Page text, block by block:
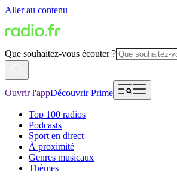
Aller au contenu
Que souhaitez-vous écouter ?
Ouvrir l'appDécouvrir Prime
Top 100 radios
Podcasts
Sport en direct
À proximité
Genres musicaux
Thèmes